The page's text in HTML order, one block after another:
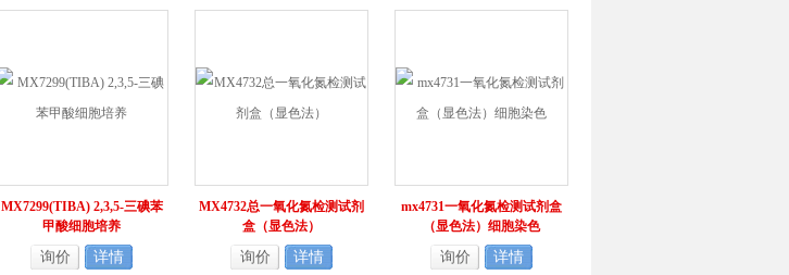
MX7299(TIBA) 2,3,5-三碘苯
甲酸细胞培养
询价 详情
MX4732总一氧化氮检测试剂
盒（显色法）
询价 详情
mx4731一氧化氮检测试剂盒
（显色法）细胞染色
询价 详情